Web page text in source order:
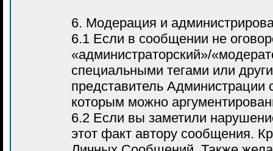
6. Модерация и
6.1 Если в сообщении не
«администраторский»/
специальными тегами или
представитель Администрации
которым можно
6.2 Если вы заметили
этот факт автору сообщения.